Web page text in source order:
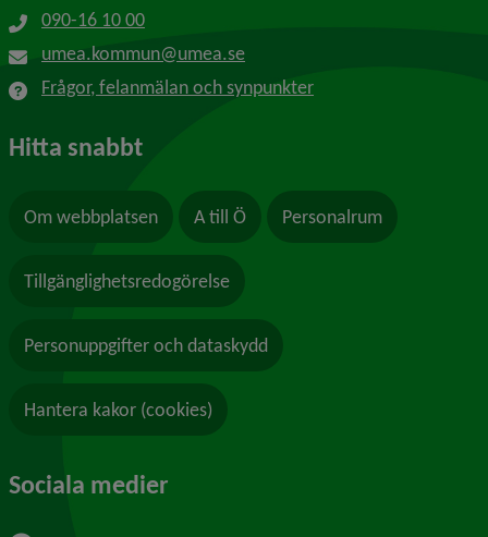
090-16 10 00
umea.kommun@umea.se
Frågor, felanmälan och synpunkter
Hitta snabbt
Om webbplatsen A till Ö Personalrum
Tillgänglighetsredogörelse
Personuppgifter och dataskydd
Hantera kakor (cookies)
Sociala medier